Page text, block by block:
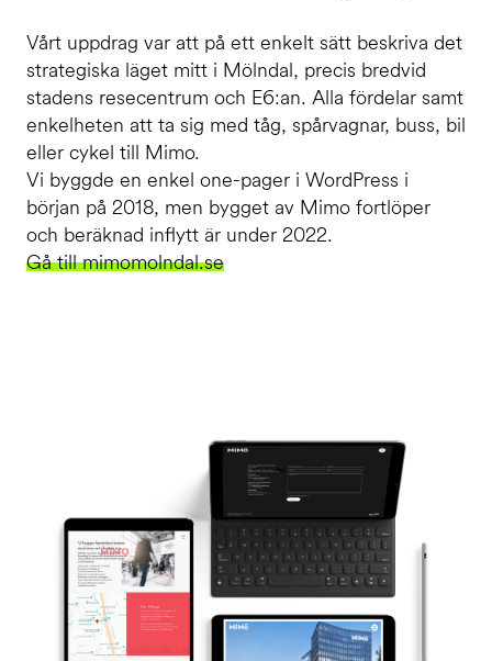
Vårt uppdrag var att på ett enkelt sätt beskriva det
strategiska läget mitt i Mölndal, precis bredvid
stadens resecentrum och E6:an. Alla fördelar samt
enkelheten att ta sig med tåg, spårvagnar, buss, bil
eller cykel till Mimo.
Vi byggde en enkel one-pager i WordPress i
början på 2018, men bygget av Mimo fortlöper
och beräknad inflytt är under 2022.
Gå till mimomolndal.se